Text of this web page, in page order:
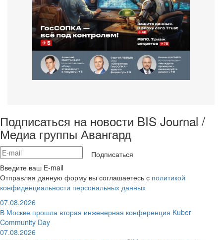
Подписаться на новости BIS Journal /
Медиа группы Авангард
Подписаться
Введите ваш E-mail
Отправляя данную форму вы соглашаетесь с политикой
конфиденциальности персональных данных
07.08.2026
В Москве прошла вторая инженерная конференция Kuber
Community Day
07.08.2026